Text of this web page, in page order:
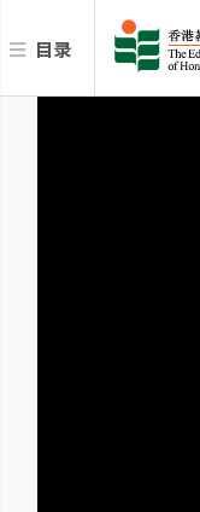
目录